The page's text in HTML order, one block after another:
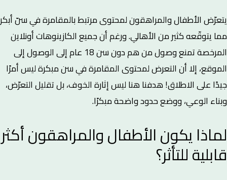
يتعرّض الأطفال والمراهقون لمحتوى مرتبط بالمقامرة في سنّ أبكر
مما يتوقّعه كثير من الأهالي. ورغم أن جميع الكازينوهات أونلاين
المرخصة تمنع وصول من هم دون سن 18 عام إلى الوصول إلى
الموقع، إلا أن التعرض لمحتوى المقامرة في سن مبكرة ليس أمرًا
جيدًا على الاطلاق! هدفنا هنا ليس إثارة الخوف، بل تقليل التعرّض،
وبناء الوعي، ووضع حدود واضحة مبكرًا.
لماذا يكون الأطفال والمراهقون أكثر
قابلية للتأثر؟